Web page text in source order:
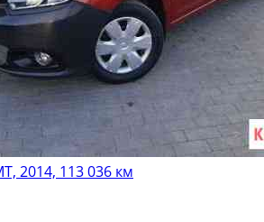
2014, 113 036 км